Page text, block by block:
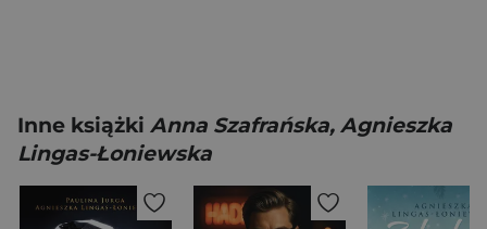
Inne książki Anna Szafrańska, Agnieszka
Lingas-Łoniewska